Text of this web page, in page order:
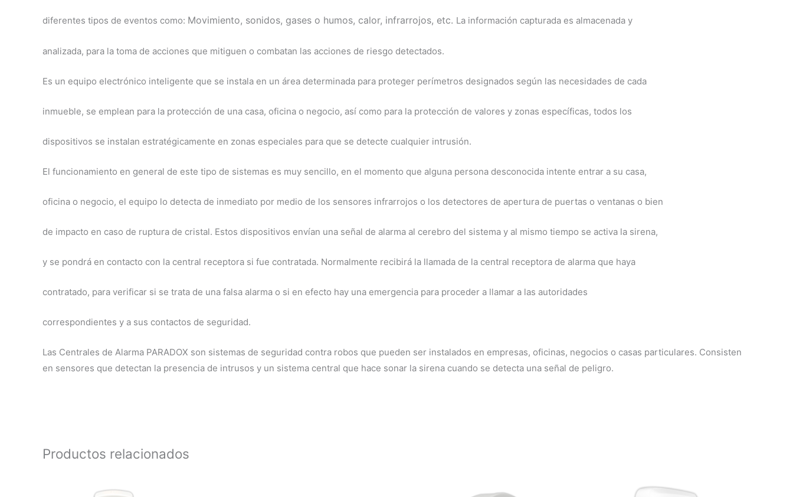
diferentes tipos de eventos como: Movimiento, sonidos, gases o humos, calor, infrarrojos, etc. La información capturada es almacenada y
analizada, para la toma de acciones que mitiguen o combatan las acciones de riesgo detectados.
Es un equipo electrónico inteligente que se instala en un área determinada para proteger perímetros designados según las necesidades de cada
inmueble, se emplean para la protección de una casa, oficina o negocio, así como para la protección de valores y zonas específicas, todos los
dispositivos se instalan estratégicamente en zonas especiales para que se detecte cualquier intrusión.
El funcionamiento en general de este tipo de sistemas es muy sencillo, en el momento que alguna persona desconocida intente entrar a su casa,
oficina o negocio, el equipo lo detecta de inmediato por medio de los sensores infrarrojos o los detectores de apertura de puertas o ventanas o bien
de impacto en caso de ruptura de cristal. Estos dispositivos envían una señal de alarma al cerebro del sistema y al mismo tiempo se activa la sirena,
y se pondrá en contacto con la central receptora si fue contratada. Normalmente recibirá la llamada de la central receptora de alarma que haya
contratado, para verificar si se trata de una falsa alarma o si en efecto hay una emergencia para proceder a llamar a las autoridades
correspondientes y a sus contactos de seguridad.
Las Centrales de Alarma PARADOX son sistemas de seguridad contra robos que pueden ser instalados en empresas, oficinas, negocios o casas particulares. Consisten
en sensores que detectan la presencia de intrusos y un sistema central que hace sonar la sirena cuando se detecta una señal de peligro.
Productos relacionados